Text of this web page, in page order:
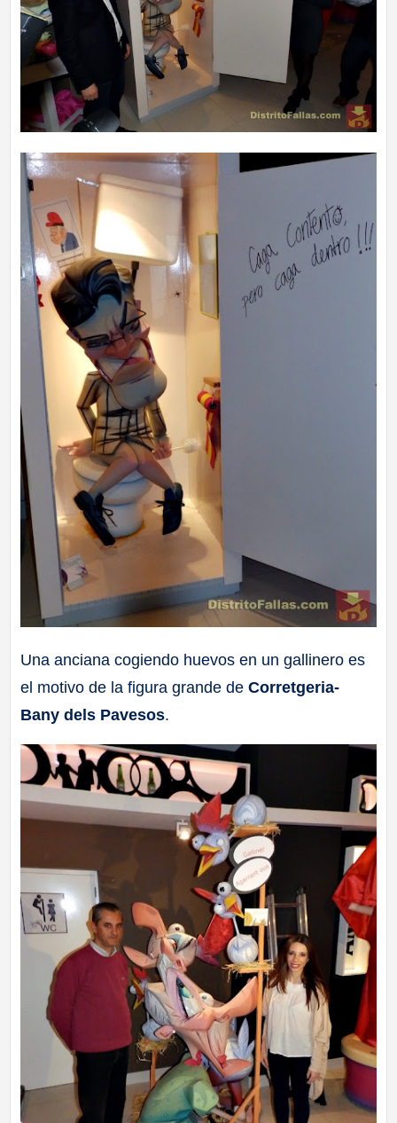
Una anciana cogiendo huevos en un gallinero es
el motivo de la figura grande deCorretgeria-
Bany dels Pavesos.